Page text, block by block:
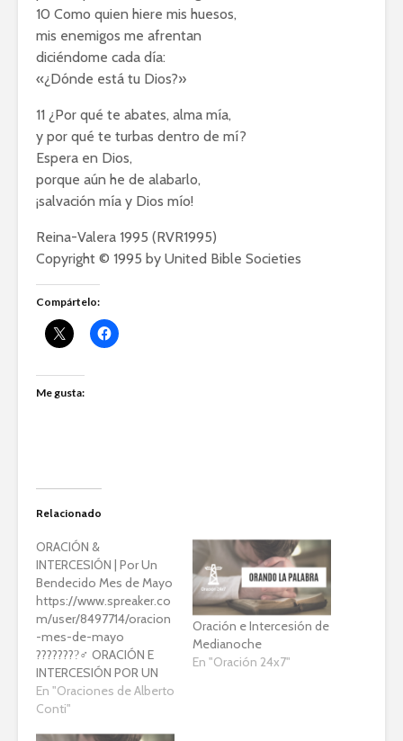
10 Como quien hiere mis huesos,
mis enemigos me afrentan
diciéndome cada día:
«¿Dónde está tu Dios?»
11 ¿Por qué te abates, alma mía,
y por qué te turbas dentro de mí?
Espera en Dios,
porque aún he de alabarlo,
¡salvación mía y Dios mío!
Reina-Valera 1995 (RVR1995)
Copyright © 1995 by United Bible Societies
Compártelo:
Me gusta:
Relacionado
ORACIÓN &
INTERCESIÓN | Por Un
Bendecido Mes de Mayo
https://www.spreaker.co
m/user/8497714/oracion
-mes-de-mayo
????????‍♂ ORACIÓN E
INTERCESIÓN POR UN
BENDECIDO MES DE
MAYO
En "Oraciones de Alberto
Conti"
Oración e Intercesión de
Medianoche
En "Oración 24x7"